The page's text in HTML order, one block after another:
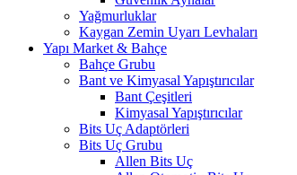
Yağmurluklar
Kaygan Zemin Uyarı Levhaları
Yapı Market & Bahçe
Bahçe Grubu
Bant ve Kimyasal Yapıştırıcılar
Bant Çeşitleri
Kimyasal Yapıştırıcılar
Bits Uç Adaptörleri
Bits Uç Grubu
Allen Bits Uç